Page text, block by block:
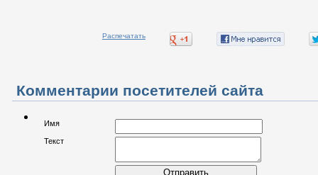
Распечатать
Комментарии посетителей сайта
Имя
Текст
Отправить